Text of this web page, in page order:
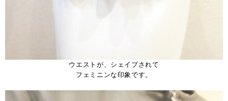
ウエストが、シェイプされて
フェミニンな印象です。